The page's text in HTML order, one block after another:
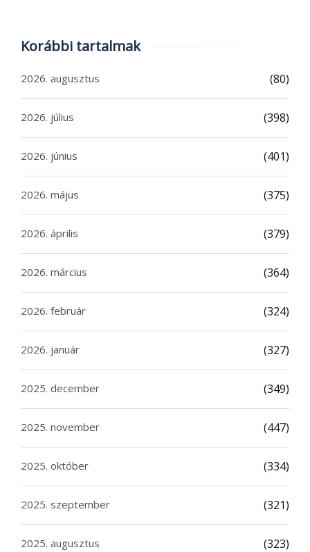
Korábbi tartalmak
2026. augusztus (80)
2026. július (398)
2026. június (401)
2026. május (375)
2026. április (379)
2026. március (364)
2026. február (324)
2026. január (327)
2025. december (349)
2025. november (447)
2025. október (334)
2025. szeptember (321)
2025. augusztus (323)